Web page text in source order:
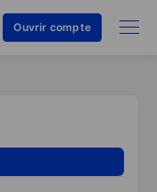
Ouvrir compte